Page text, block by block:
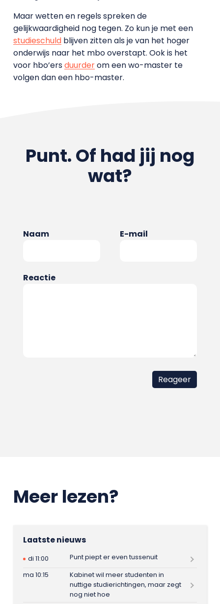
Maar wetten en regels spreken de
gelijkwaardigheid nog tegen. Zo kun je met een
studieschuldblijven zitten als je van het hoger
onderwijs naar het mbo overstapt. Ook is het
voor hbo’ersduurderom een wo-master te
volgen dan een hbo-master.
Punt. Of had jij nog
wat?
Naam E-mail
Reactie
Meer lezen?
Laatste nieuws
di 11:00
Punt piept er even tussenuit
ma 10:15
Kabinet wil meer studenten in
nuttige studierichtingen, maar zegt
nog niet hoe